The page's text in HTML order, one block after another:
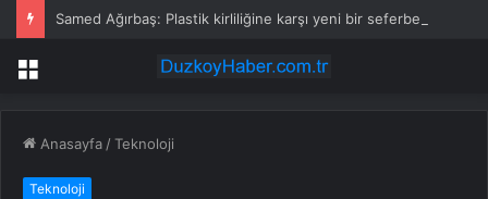
Menü
Anasayfa /Teknoloji
Teknoloji